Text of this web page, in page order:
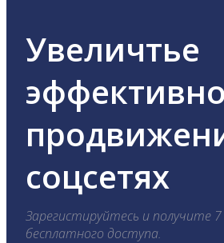
Увеличтье
соцсетях
Зарегистируйтесь и получите
бесплатного доступа.